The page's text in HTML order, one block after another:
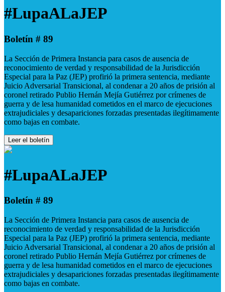
#LupaALaJEP
Boletín # 89
La Sección de Primera Instancia para casos de ausencia de
reconocimiento de verdad y responsabilidad de la Jurisdicción
Especial para la Paz (JEP) profirió la primera sentencia, mediante
Juicio Adversarial Transicional, al condenar a 20 años de prisión al
coronel retirado Publio Hernán Mejía Gutiérrez por crímenes de
guerra y de lesa humanidad cometidos en el marco de ejecuciones
extrajudiciales y desapariciones forzadas presentadas ilegítimamente
como bajas en combate.
Leer el boletín
#LupaALaJEP
Boletín # 89
La Sección de Primera Instancia para casos de ausencia de
reconocimiento de verdad y responsabilidad de la Jurisdicción
Especial para la Paz (JEP) profirió la primera sentencia, mediante
Juicio Adversarial Transicional, al condenar a 20 años de prisión al
coronel retirado Publio Hernán Mejía Gutiérrez por crímenes de
guerra y de lesa humanidad cometidos en el marco de ejecuciones
extrajudiciales y desapariciones forzadas presentadas ilegítimamente
como bajas en combate.